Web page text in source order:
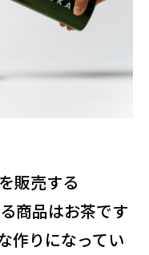
販売する
商品はお茶です
作りになってい